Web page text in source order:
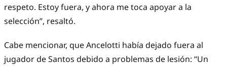
respeto. Estoy fuera, y ahora me toca apoyar a la
selección”, resaltó.
Cabe mencionar, que Ancelotti había dejado fuera al
jugador de Santos debido a problemas de lesión: “Un